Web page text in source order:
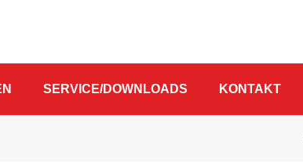
SERVICE/DOWNLOADS KONTAKT